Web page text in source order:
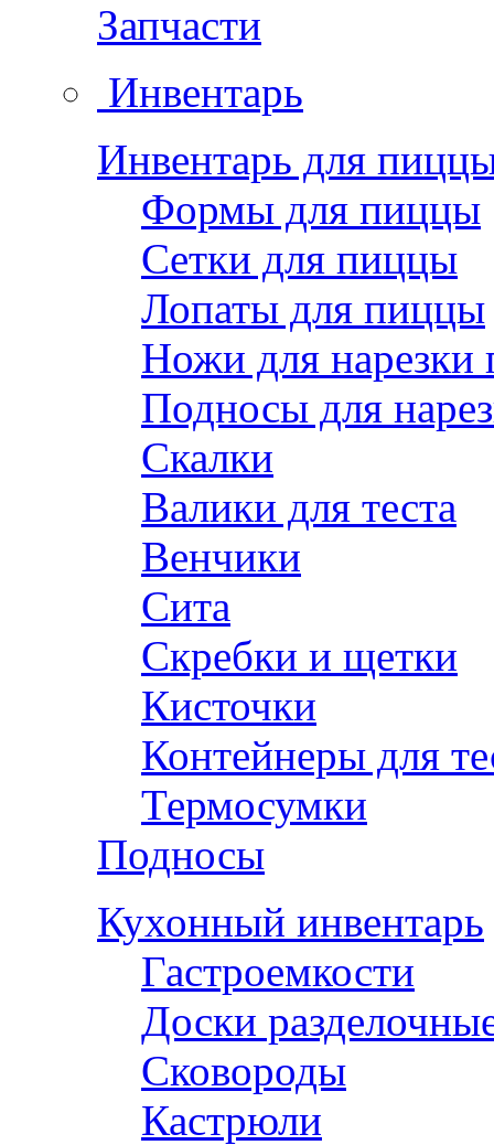
Запчасти
Инвентарь
Инвентарь для
Формы для пиццы
Сетки для пиццы
Лопаты для пиццы
Ножи для нарезки
Подносы для
Скалки
Валики для теста
Венчики
Сита
Скребки и щетки
Кисточки
Контейнеры для
Термосумки
Подносы
Кухонный инвентарь
Гастроемкости
Доски
Сковороды
Кастрюли